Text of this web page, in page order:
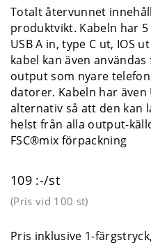
Totalt återvunnet
produktvikt. Kabeln har 5
USB A in, type C ut, IOS
kabel kan även
output som nyare
datorer. Kabeln har
alternativ så att den kan
helst från alla output-
FSC®mix förpackning
109 :-/st
(Pris vid 100 st)
Pris inklusive 1-